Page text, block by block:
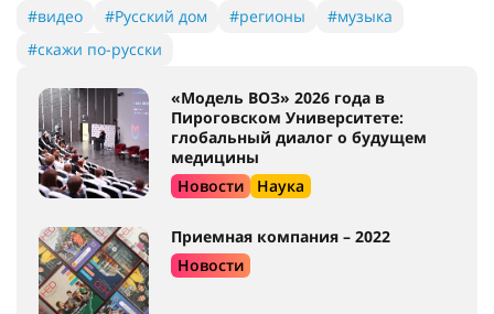
#видео
#Русский дом #регионы
#музыка
#скажи по-русски
«Модель ВОЗ» 2026 года в
Пироговском Университете:
глобальный диалог о будущем
медицины
Новости
Наука
Приемная компания – 2022
Новости